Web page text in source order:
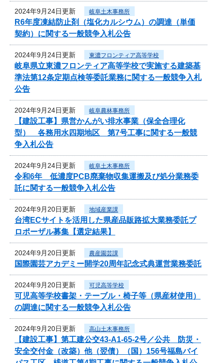
2024年9月24日更新 岐阜土木事務所
R6年度凍結防止剤（塩化カルシウム）の調達（単価
契約）に関する一般競争入札公告
2024年9月24日更新 東濃フロンティア高等学校
岐阜県立東濃フロンティア高等学校で実施する建築基
準法第12条定期点検等委託業務に関する一般競争入札
公告
2024年9月24日更新 岐阜農林事務所
【建設工事】県営かんがい排水事業（保全合理化
型） 各務用水四期地区 第7号工事に関する一般競
争入札公告
2024年9月24日更新 岐阜土木事務所
令和6年 低濃度PCB廃棄物収集運搬及び処分業務委
託に関する一般競争入札公告
2024年9月20日更新 地域産業課
台湾ECサイトを活用した県産品販路拡大業務委託プ
ロポーザル募集【選定結果】
2024年9月20日更新 農産園芸課
国際園芸アカデミー開学20周年記念式典運営業務委託
2024年9月20日更新 可児高等学校
可児高等学校書架・テーブル・椅子等（県産材使用）
の調達に関する一般競争入札公告
2024年9月20日更新 高山土木事務所
【建設工事】第工建公交43-A1-65-2号／公共 防災・
安全交付金（改築）他（翌債）（国）156号福島バイ